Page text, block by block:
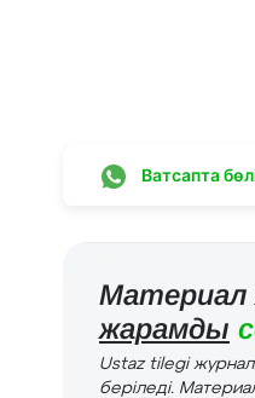
Ватсапта
Материал
жарамды
Ustaz tilegi
беріледі.